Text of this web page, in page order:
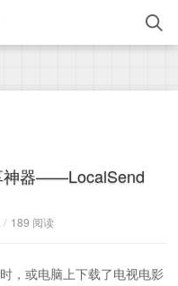
神器——LocalSend
/ 189 阅读
，或电脑上下载了电视电影